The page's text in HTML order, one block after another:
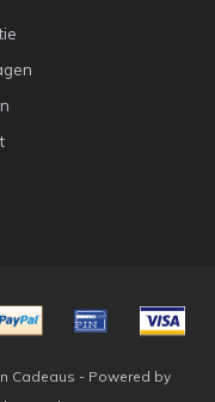
Cadeaus - Powered by